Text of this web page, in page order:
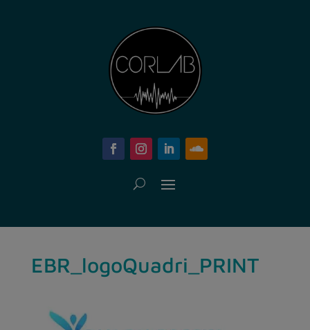
EBR_logoQuadri_PRINT